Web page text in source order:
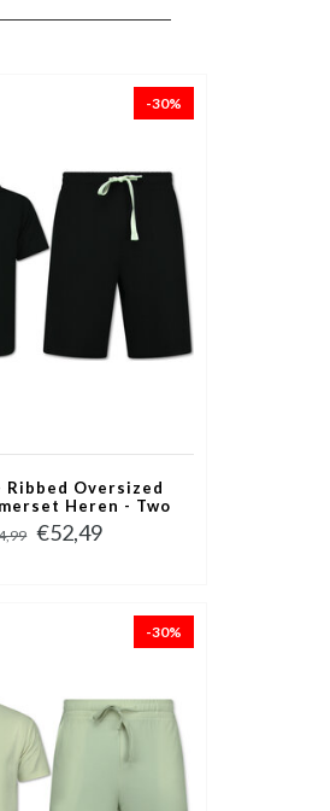
-30%
Ribbed Oversized
Heren - Two
- Co ord Set - 915 -
Zwart
€52,49
-30%